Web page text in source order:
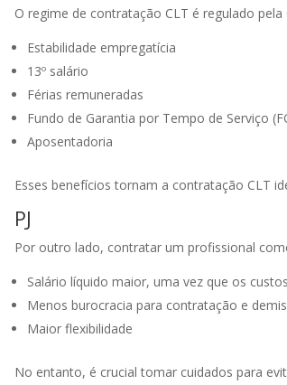
O regime de contratação CLT é regulado
Estabilidade empregatícia
13º salário
Férias remuneradas
Fundo de Garantia por Tempo de Serviço
Aposentadoria
Esses benefícios tornam a contratação CLT
PJ
Por outro lado, contratar um profissional
Salário líquido maior, uma vez que os
Menos burocracia para contratação e
Maior flexibilidade
No entanto, é crucial tomar cuidados para